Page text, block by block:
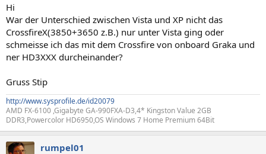
Hi
War der Unterschied zwischen Vista und XP nicht das
CrossfireX(3850+3650 z.B.) nur unter Vista ging oder
schmeisse ich das mit dem Crossfire von onboard Graka und
ner HD3XXX durcheinander?
Gruss Stip
http://www.sysprofile.de/id20079
AMD FX-6100 ,Gigabyte GA-990FXA-D3,4* Kingston Value 2GB
DDR3,Powercolor HD6950,OS Windows 7 Home Premium 64Bit
rumpel01